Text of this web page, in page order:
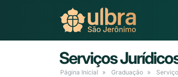
Serviços
Página Inicial Graduação